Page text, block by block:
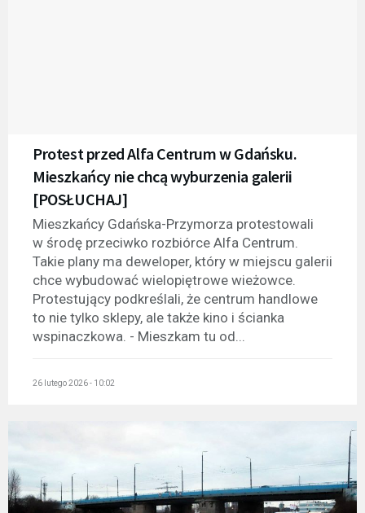
Protest przed Alfa Centrum w Gdańsku.
Mieszkańcy nie chcą wyburzenia galerii
[POSŁUCHAJ]
Mieszkańcy Gdańska-Przymorza protestowali
w środę przeciwko rozbiórce Alfa Centrum.
Takie plany ma deweloper, który w miejscu galerii
chce wybudować wielopiętrowe wieżowce.
Protestujący podkreślali, że centrum handlowe
to nie tylko sklepy, ale także kino i ścianka
wspinaczkowa. - Mieszkam tu od...
26 lutego 2026 - 10:02